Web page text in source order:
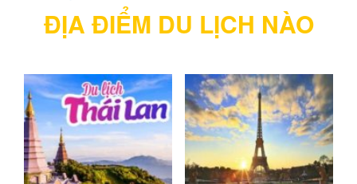
ĐỊA ĐIỂM DU LỊCH NÀO